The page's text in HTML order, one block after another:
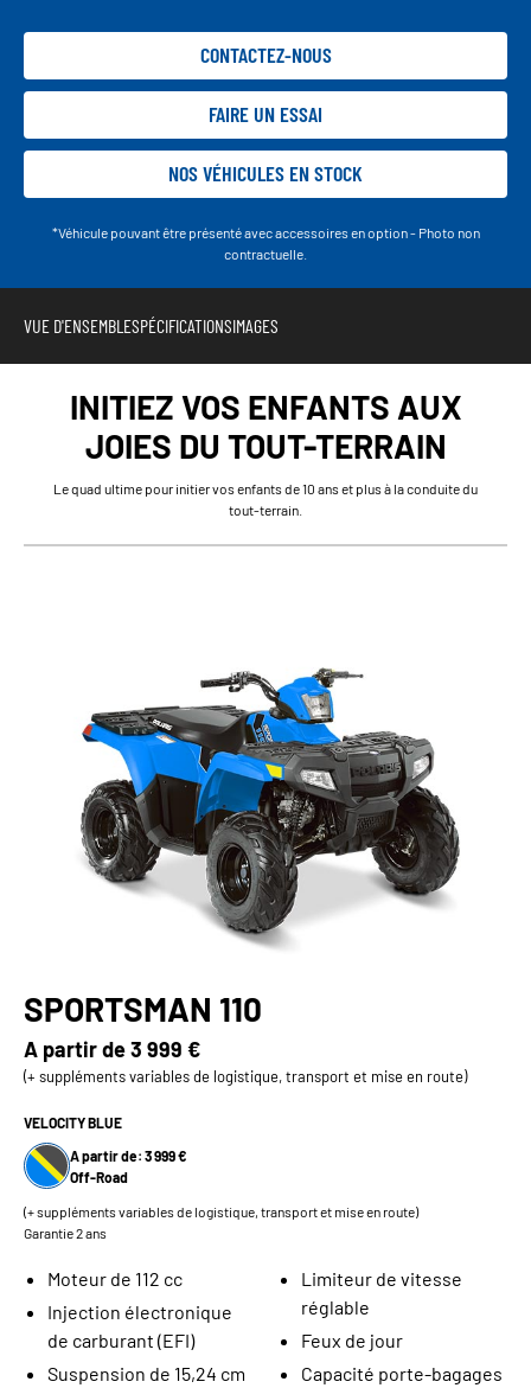
CONTACTEZ-NOUS
FAIRE UN ESSAI
NOS VÉHICULES EN STOCK
*Véhicule pouvant être présenté avec accessoires en option - Photo non
contractuelle.
VUE D'ENSEMBLESPÉCIFICATIONSIMAGES
INITIEZ VOS ENFANTS AUX
JOIES DU TOUT-TERRAIN
Le quad ultime pour initier vos enfants de 10 ans et plus à la conduite du
tout-terrain.
SPORTSMAN 110
A partir de3 999 €
(+ suppléments variables de logistique, transport et mise en route)
VELOCITY BLUE
A partir de: 3 999 €
Off-Road
(+ suppléments variables de logistique, transport et mise en route)
Garantie 2 ans
Moteur de 112 cc
Injection électronique
de carburant (EFI)
Suspension de 15,24 cm
Limiteur de vitesse
réglable
Feux de jour
Capacité porte-bagages